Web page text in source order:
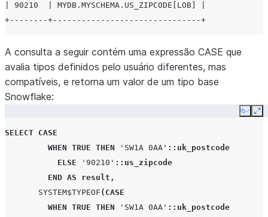
| 90210  | MYDB.MYSCHEMA.US_ZIPCODE[LOB] |
+--------+-------------------------------+
A consulta a seguir contém uma expressão CASE que
avalia tipos definidos pelo usuário diferentes, mas
compatíveis, e retorna um valor de um tipo base
Snowflake:
Copy
SELECT CASE
WHEN TRUE THEN 'SW1A 0AA' ::uk_postcode
ELSE
'90210' ::us_zipcode
END AS result ,
SYSTEM$TYPEOF ( CASE
WHEN TRUE THEN 'SW1A 0AA' ::uk_postcode